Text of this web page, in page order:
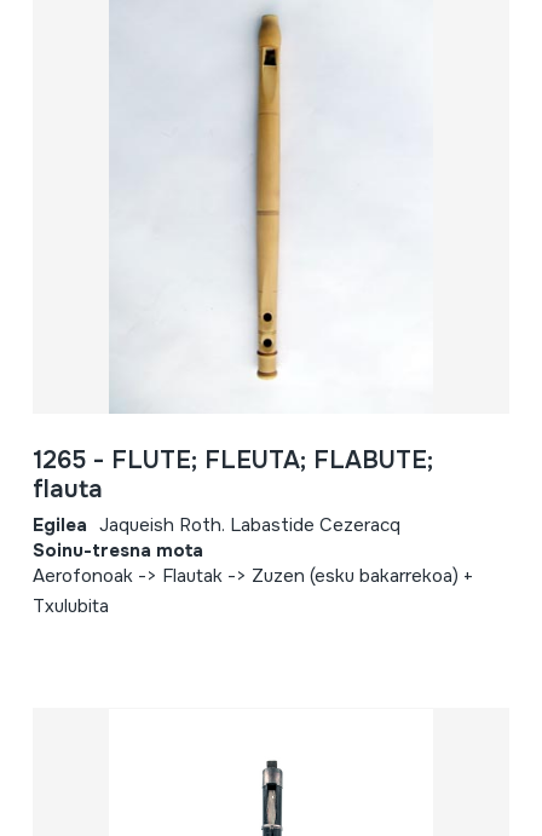
1265 - FLUTE; FLEUTA; FLABUTE;
flauta
Egilea Jaqueish Roth. Labastide Cezeracq
Soinu-tresna mota
Aerofonoak -> Flautak -> Zuzen (esku bakarrekoa) +
Txulubita